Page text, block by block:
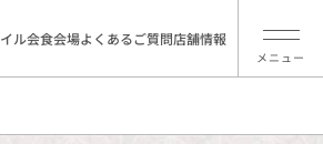
ル会食会場よくあるご質問店舗情報